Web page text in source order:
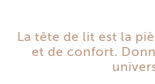
La tête de lit est la
et de confort.